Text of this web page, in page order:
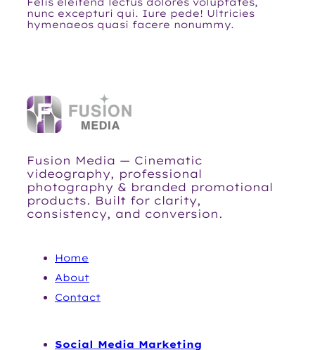
nunc excepturi qui. Iure pede! Ultricies
hymenaeos quasi facere nonummy.
Fusion Media — Cinematic
videography, professional
photography & branded promotional
products. Built for clarity,
consistency, and conversion.
Home
About
Contact
Social Media Marketing